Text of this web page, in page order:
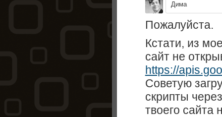
Дима
Пожалуйста.
Кстати, из
сайт не
https://
Советую
скрипты
твоего сайта